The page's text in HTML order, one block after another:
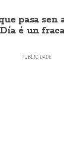
pasa sen
é un